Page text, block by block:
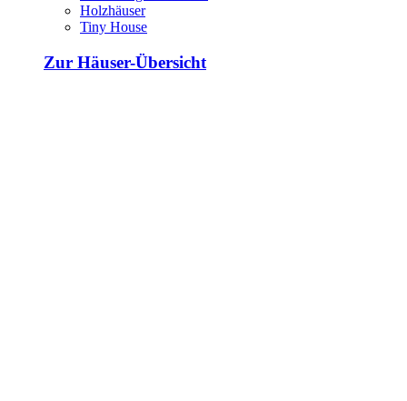
Holzhäuser
Tiny House
Zur Häuser-Übersicht